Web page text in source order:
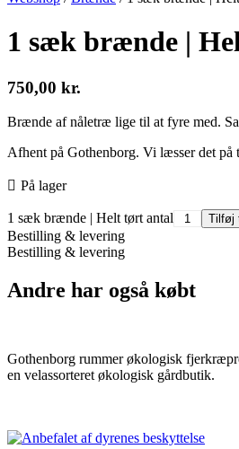
1 sæk brænde |
750,00 kr.
Brænde af nåletræ lige til at fyre med.
Afhent på Gothenborg. Vi læsser det på
På lager
1 sæk brænde | Helt tørt antal Tilføj
Bestilling & levering
Bestilling & levering
Andre har også købt
Gothenborg rummer økologisk
en velassorteret økologisk gårdbutik.